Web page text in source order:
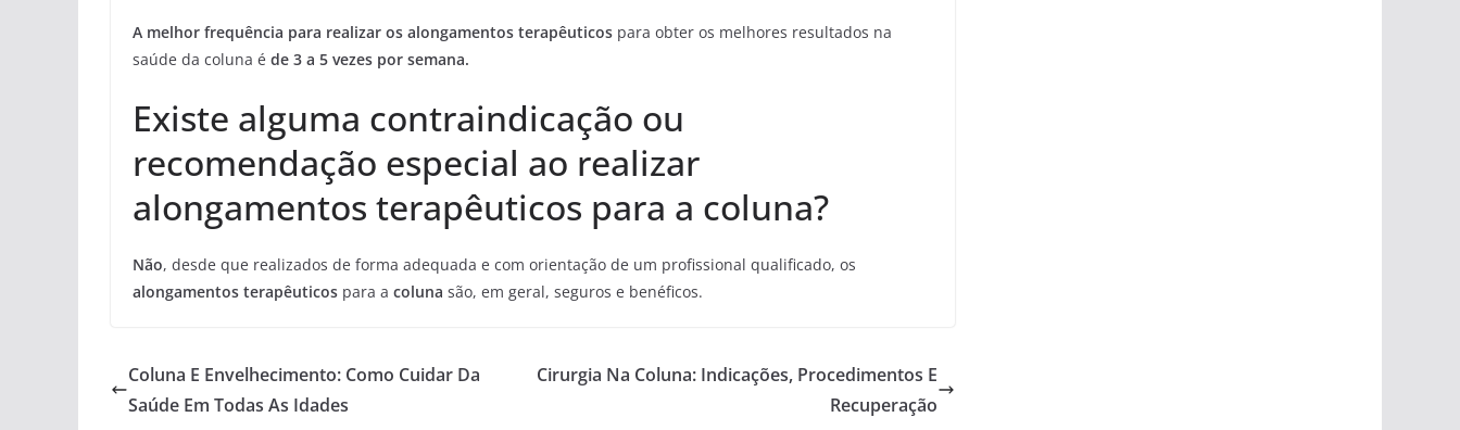
A melhor frequência para realizar os alongamentos terapêuticos para obter os melhores resultados na
saúde da coluna é de 3 a 5 vezes por semana.
Existe alguma contraindicação ou
recomendação especial ao realizar
alongamentos terapêuticos para a coluna?
Não, desde que realizados de forma adequada e com orientação de um profissional qualificado, os
alongamentos terapêuticos para a coluna são, em geral, seguros e benéficos.
Coluna E Envelhecimento: Como Cuidar Da
Saúde Em Todas As Idades
Cirurgia Na Coluna: Indicações, Procedimentos E
Recuperação